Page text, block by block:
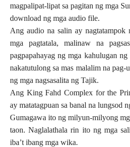
magpalipat-lipat sa pagitan ng mga
download ng mga audio file.
Ang audio na salin ay nagtatampok
mga pagtatala, malinaw na
pagpapahayag ng mga kahulugan
nakatutulong sa mas malalim na pag-
ng mga nagsasalita ng Tajik.
Ang King Fahd Complex for the
ay matatagpuan sa banal na lungsod
Gumagawa ito ng milyun-milyong
taon. Naglalathala rin ito ng mga
iba’t ibang mga wika.